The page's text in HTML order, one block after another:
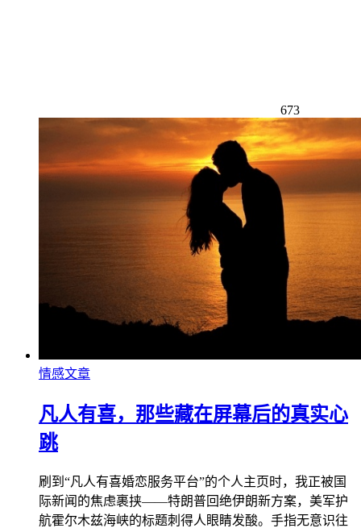
673
情感文章
凡人有喜，那些藏在屏幕后的真实心
跳
刷到“凡人有喜婚恋服务平台”的个人主页时，我正被国
际新闻的焦虑裹挟——特朗普回绝伊朗新方案，美军护
航霍尔木兹海峡的标题刺得人眼睛发酸。手指无意识往